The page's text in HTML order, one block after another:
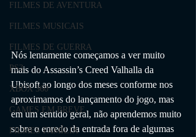
FILMES DE AVENTURA
FILMES MUSICAIS
FILMES DE GUERRA
PS3
XBOX 360
GAMES EM BREVE
FILMES FAMÍLIA
Nós lentamente começamos a ver muito
mais do Assassin’s Creed Valhalla da
Ubisoft ao longo dos meses conforme nos
aproximamos do lançamento do jogo, mas
em um sentido geral, não aprendemos muito
sobre o enredo da entrada fora de algumas